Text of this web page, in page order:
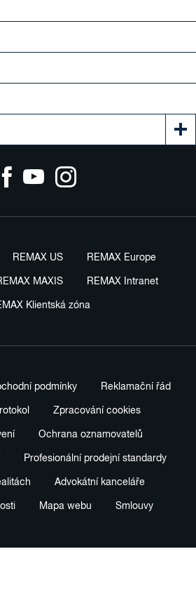
REMAX US REMAX Europe
MAXIS REMAX Intranet
Klientská zóna
podmínky Reklamační řád
Zpracování cookies
Ochrana oznamovatelů
Profesionální prodejní standardy
Advokátní kanceláře
Mapa webu Smlouvy